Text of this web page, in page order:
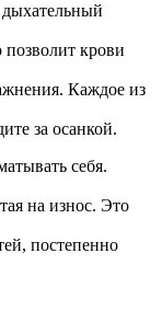
дыхательный
крови
Каждое из
за осанкой.
себя.
на износ. Это
постепенно